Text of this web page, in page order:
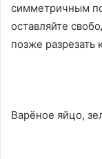
симметричным
оставляйте
позже
Варёное яйцо,